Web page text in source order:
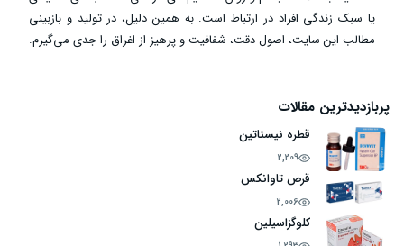
یا سبک زندگی افراد در ارتباط است. به همین دلیل، در تولید و بازبینی
مطالب این سایت، اصول دقت، شفافیت و پرهیز از اغراق را جدی می‌گیرم.
پربازدیدترین مقالات
قطره نیستاتین
2,209
قرص تاوانکس
2,006
کلوگزاسیلین